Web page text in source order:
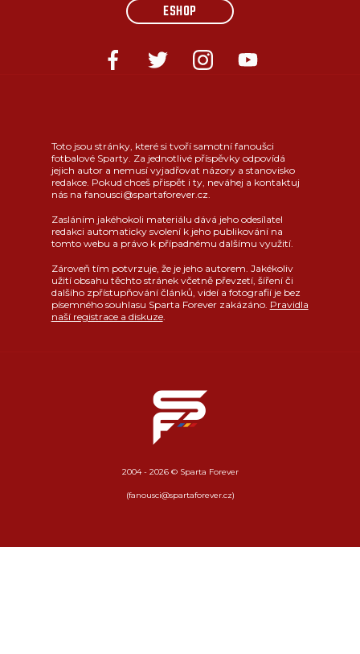
ESHOP
Toto jsou stránky, které si tvoří samotní fanoušci
fotbalové Sparty. Za jednotlivé příspěvky odpovídá
jejich autor a nemusí vyjadřovat názory a stanovisko
redakce. Pokud chceš přispět i ty, neváhej a kontaktuj
nás na fanousci@spartaforever.cz.
Zasláním jakéhokoli materiálu dává jeho odesílatel
redakci automaticky svolení k jeho publikování na
tomto webu a právo k případnému dalšímu využití.
Zároveň tím potvrzuje, že je jeho autorem. Jakékoliv
užití obsahu těchto stránek včetně převzetí, šíření či
dalšího zpřístupňování článků, videí a fotografií je bez
písemného souhlasu Sparta Forever zakázáno. Pravidla
naší registrace a diskuze.
2004 - 2026 © Sparta Forever
(fanousci@spartaforever.cz)